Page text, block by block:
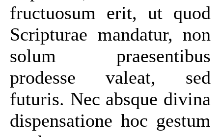
fructuosum erit, ut quod
Scripturae mandatur, non
solum praesentibus
prodesse valeat, sed
futuris. Nec absque divina
dispensatione hoc gestum